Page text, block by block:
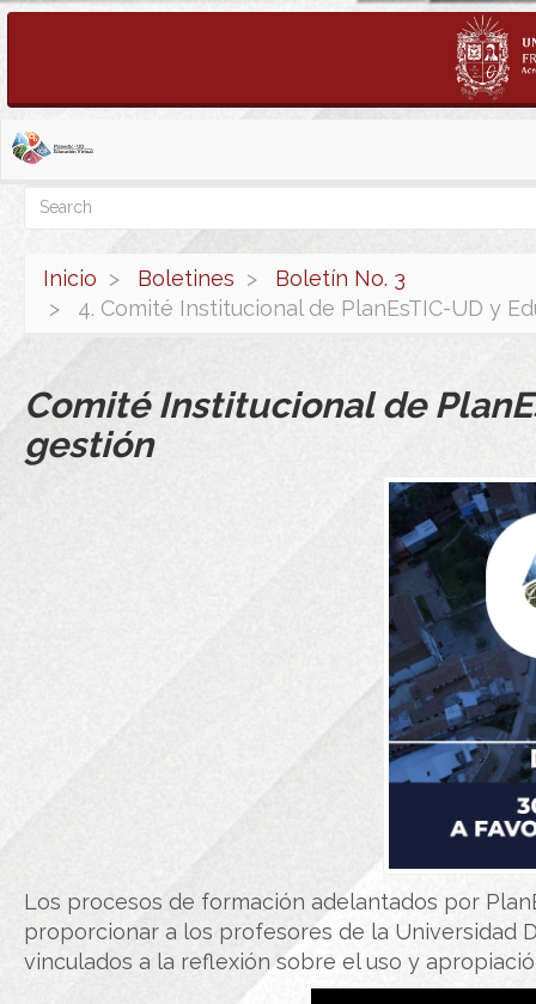
Pasar
al
contenido
principal
Search
Search
Inicio Boletines
Boletín No. 3
4. Comité Institucional de PlanEsTIC-UD y
Comité Institucional de
gestión
Los procesos de formación adelantados por
proporcionar a los profesores de la Universidad
vinculados a la reflexión sobre el uso y